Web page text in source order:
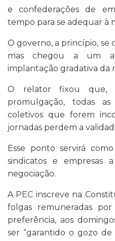
e confederações de
tempo para se adequar à
O governo, a princípio, se
mas chegou a um
implantação gradativa da
O relator fixou que,
promulgação, todas
coletivos que forem
jornadas perdem a
Esse ponto servirá
sindicatos e empresas
negociação.
A PEC inscreve na
folgas remuneradas
preferência, aos
ser “garantido o gozo